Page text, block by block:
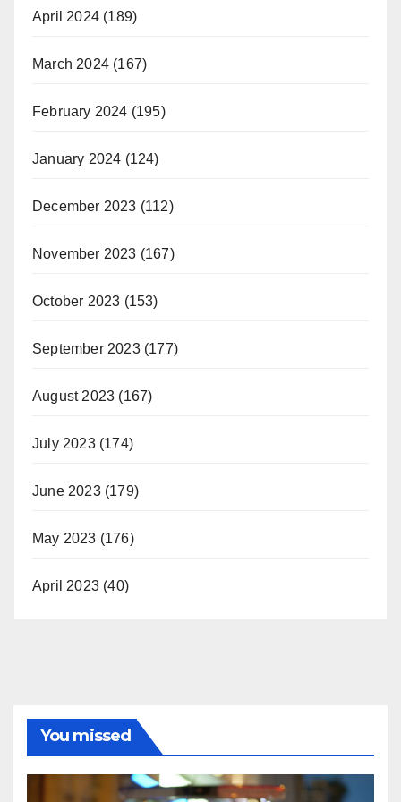
April 2024 (189)
March 2024 (167)
February 2024 (195)
January 2024 (124)
December 2023 (112)
November 2023 (167)
October 2023 (153)
September 2023(177)
August 2023 (167)
July 2023(174)
June 2023(179)
May 2023 (176)
April 2023 (40)
You missed